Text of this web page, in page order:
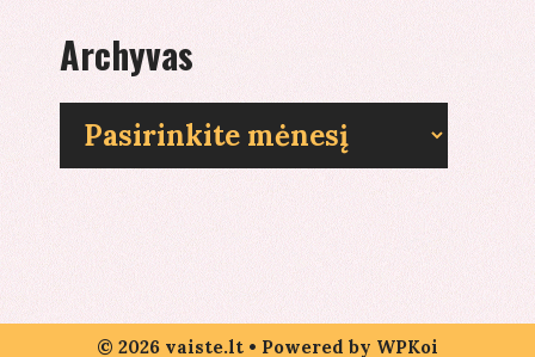
Archyvas
© 2026 vaiste.lt • Powered by WPKoi